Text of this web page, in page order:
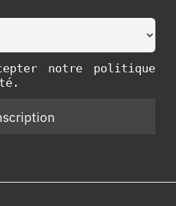
notre politique